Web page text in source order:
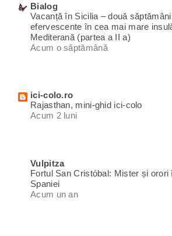
Bialog
Vacanță în Sicilia – două
efervescente în cea mai mare
Mediterană (partea a II a)
Acum o săptămână
ici-colo.ro
Rajasthan, mini-ghid ici-colo
Acum 2 luni
Vulpitza
Fortul San Cristóbal: Mister și orori
Spaniei
Acum un an